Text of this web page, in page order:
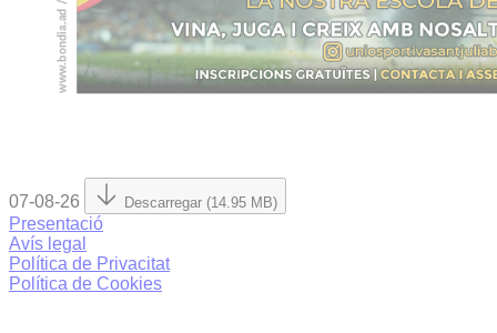
07-08-26 Descarregar (14.95 MB)
Presentació
Avís legal
Política de Privacitat
Política de Cookies